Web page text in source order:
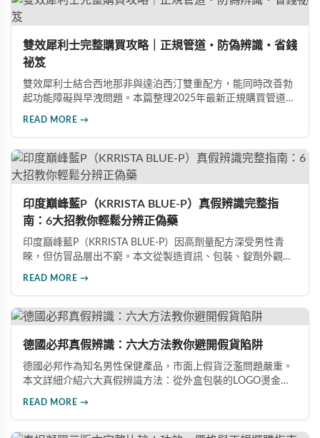
雙效犀利士完整購買攻略｜正規管道・防偽辨識・省錢
祕笈
雙效犀利士結合西地那非與達泊西汀雙重配方，能同時改善勃
起功能障礙與早洩問題。本篇整理2025年最新正規購買管道、
READ MORE →
印度巔峰藍P（KRRISTA BLUE-P）真假辨識完整指
南：6大招教你輕鬆分辨正偽藥
印度巔峰藍P（KRRISTA BLUE-P）因高劑量配方深受男性青
睞，但仿冒品層出不窮。本文從製造資訊、包裝、錠劑外觀、
READ MORE →
德國必邦真假辨識：六大方法教你避開假貨陷阱
德國必邦作為知名男性保健產品，市面上假貨泛濫問題嚴重。
本文詳細介紹六大真假辨識方法：從外盒包裝的LOGO燙金工
READ MORE →